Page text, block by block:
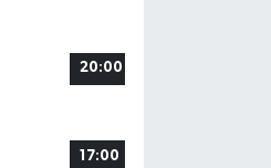
20:00
17:00